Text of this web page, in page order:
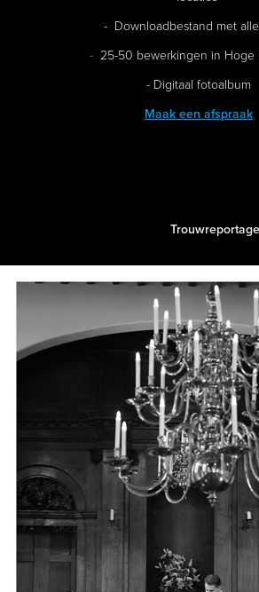
- Downloadbestand met
- 25-50 bewerkingen in Hoge
- Digitaal fotoalbum
Maak een afspraak